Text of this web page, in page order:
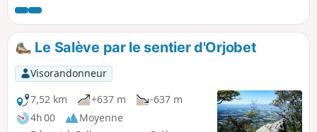
sont rencontrés entre la Grotte de l'Orjobet (2) et la
Corraterie (4).
Le Salève par le sentier d'Orjobet
Visorandonneur
7,52 km
+637 m
-637 m
4h 00
Moyenne